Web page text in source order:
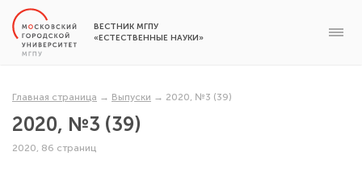
ВЕСТНИК МГПУ
«ЕСТЕСТВЕННЫЕ НАУКИ»
Главная страница → Выпуски → 2020, №3 (39)
2020, №3 (39)
2020, 86 страниц